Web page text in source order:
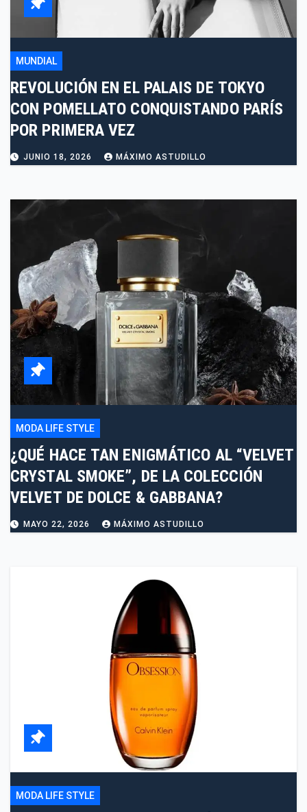
MUNDIAL
REVOLUCIÓN EN EL PALAIS DE TOKYO
CON POMELLATO CONQUISTANDO PARÍS
POR PRIMERA VEZ
JUNIO 18, 2026 MÁXIMO ASTUDILLO
MODA LIFE STYLE
¿QUÉ HACE TAN ENIGMÁTICO AL “VELVET
CRYSTAL SMOKE”, DE LA COLECCIÓN
VELVET DE DOLCE & GABBANA?
MAYO 22, 2026 MÁXIMO ASTUDILLO
MODA LIFE STYLE